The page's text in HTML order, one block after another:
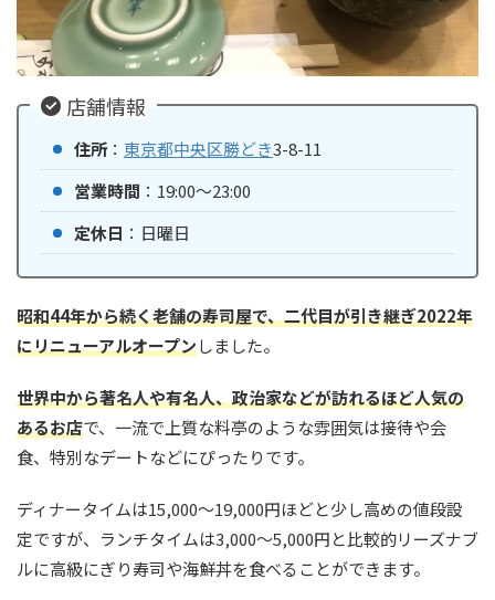
店舗情報
住所： 東京都中央区勝どき3-8-11
営業時間 ：19:00〜23:00
定休日 ：日曜日
昭和44年から続く老舗の寿司屋で、二代目が引き継ぎ2022年
にリニューアルオープンしました。
世界中から著名人や有名人、政治家などが訪れるほど人気の
あるお店で、一流で上質な料亭のような雰囲気は接待や会
食、特別なデートなどにぴったりです。
ディナータイムは15,000〜19,000円ほどと少し高めの値段設
定ですが、ランチタイムは3,000〜5,000円と比較的リーズナブ
ルに高級にぎり寿司や海鮮丼を食べることができます。